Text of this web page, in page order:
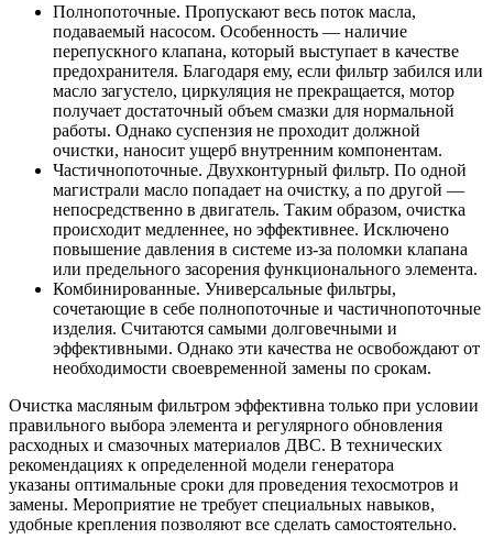
Полнопоточные. Пропускают весь поток масла,
подаваемый насосом. Особенность — наличие
перепускного клапана, который выступает в качестве
предохранителя. Благодаря ему, если фильтр забился или
масло загустело, циркуляция не прекращается, мотор
получает достаточный объем смазки для нормальной
работы. Однако суспензия не проходит должной
очистки, наносит ущерб внутренним компонентам.
Частичнопоточные. Двухконтурный фильтр. По одной
магистрали масло попадает на очистку, а по другой —
непосредственно в двигатель. Таким образом, очистка
происходит медленнее, но эффективнее. Исключено
повышение давления в системе из-за поломки клапана
или предельного засорения функционального элемента.
Комбинированные. Универсальные фильтры,
сочетающие в себе полнопоточные и частичнопоточные
изделия. Считаются самыми долговечными и
эффективными. Однако эти качества не освобождают от
необходимости своевременной замены по срокам.
Очистка масляным фильтром эффективна только при условии
правильного выбора элемента и регулярного обновления
расходных и смазочных материалов ДВС. В технических
рекомендациях к определенной модели генератора
указаны оптимальные сроки для проведения техосмотров и
замены. Мероприятие не требует специальных навыков,
удобные крепления позволяют все сделать самостоятельно.